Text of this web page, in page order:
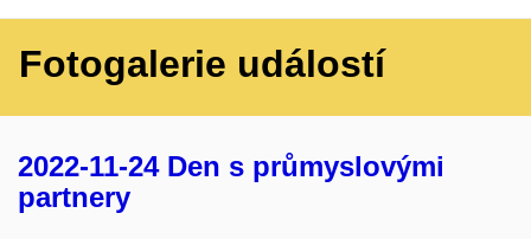
Fotogalerie událostí
2022-11-24 Den s průmyslovými
partnery